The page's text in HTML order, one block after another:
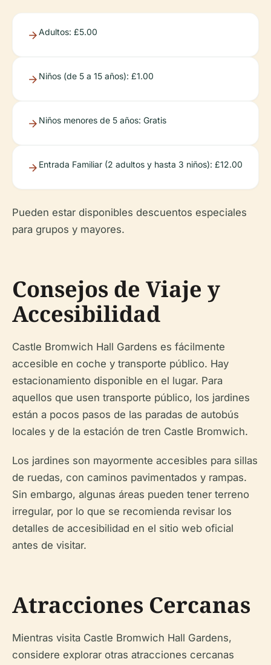
Adultos: £5.00
Niños (de 5 a 15 años): £1.00
Niños menores de 5 años: Gratis
Entrada Familiar (2 adultos y hasta 3 niños): £12.00
Pueden estar disponibles descuentos especiales
para grupos y mayores.
Consejos de Viaje y
Accesibilidad
Castle Bromwich Hall Gardens es fácilmente
accesible en coche y transporte público. Hay
estacionamiento disponible en el lugar. Para
aquellos que usen transporte público, los jardines
están a pocos pasos de las paradas de autobús
locales y de la estación de tren Castle Bromwich.
Los jardines son mayormente accesibles para sillas
de ruedas, con caminos pavimentados y rampas.
Sin embargo, algunas áreas pueden tener terreno
irregular, por lo que se recomienda revisar los
detalles de accesibilidad en el sitio web oficial
antes de visitar.
Atracciones Cercanas
Mientras visita Castle Bromwich Hall Gardens,
considere explorar otras atracciones cercanas